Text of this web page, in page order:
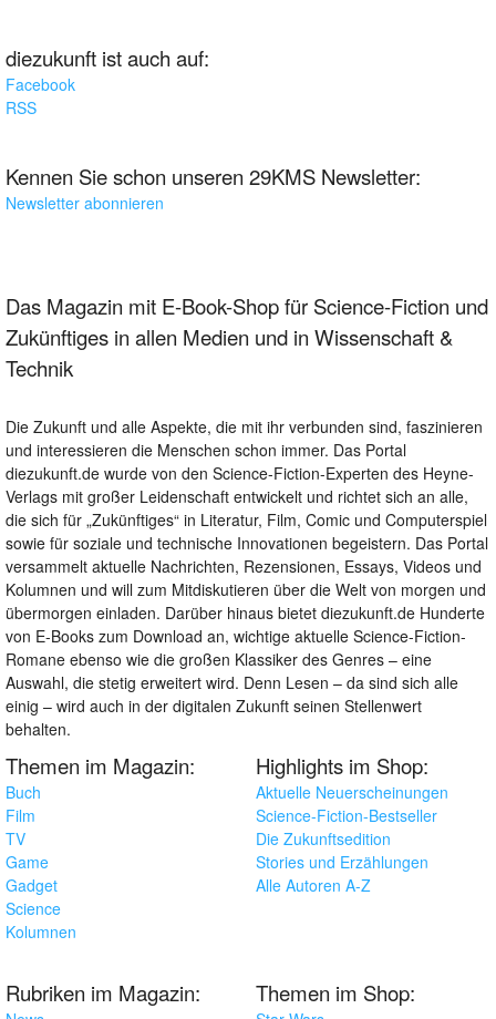
diezukunft ist auch auf:
Facebook
RSS
Kennen Sie schon unseren 29KMS Newsletter:
Newsletter abonnieren
Das Magazin mit E-Book-Shop für Science-Fiction und
Zukünftiges in allen Medien und in Wissenschaft &
Technik
Die Zukunft und alle Aspekte, die mit ihr verbunden sind, faszinieren
und interessieren die Menschen schon immer. Das Portal
diezukunft.de wurde von den Science-Fiction-Experten des Heyne-
Verlags mit großer Leidenschaft entwickelt und richtet sich an alle,
die sich für „Zukünftiges“ in Literatur, Film, Comic und Computerspiel
sowie für soziale und technische Innovationen begeistern. Das Portal
versammelt aktuelle Nachrichten, Rezensionen, Essays, Videos und
Kolumnen und will zum Mitdiskutieren über die Welt von morgen und
übermorgen einladen. Darüber hinaus bietet diezukunft.de Hunderte
von E-Books zum Download an, wichtige aktuelle Science-Fiction-
Romane ebenso wie die großen Klassiker des Genres – eine
Auswahl, die stetig erweitert wird. Denn Lesen – da sind sich alle
einig – wird auch in der digitalen Zukunft seinen Stellenwert
behalten.
Themen im Magazin:
Buch
Film
TV
Game
Gadget
Science
Kolumnen
Highlights im Shop:
Aktuelle Neuerscheinungen
Science-Fiction-Bestseller
Die Zukunftsedition
Stories und Erzählungen
Alle Autoren A-Z
Rubriken im Magazin: Themen im Shop: